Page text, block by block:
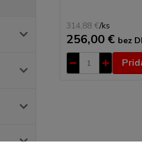
314,88 €/ks
256,00 € bez